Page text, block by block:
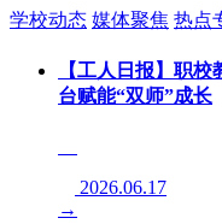
学校动态 媒体聚焦 热点
【工人日报】职
台赋能“双师”成长
2026.06.17
→